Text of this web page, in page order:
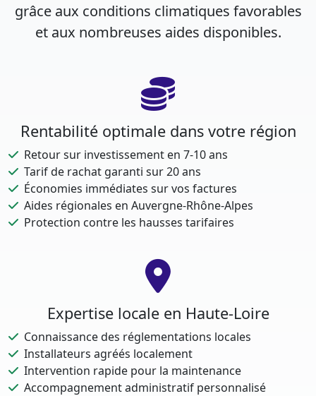
grâce aux conditions climatiques favorables
et aux nombreuses aides disponibles.
Rentabilité optimale dans votre région
Retour sur investissement en 7-10 ans
Tarif de rachat garanti sur 20 ans
Économies immédiates sur vos factures
Aides régionales en Auvergne-Rhône-Alpes
Protection contre les hausses tarifaires
Expertise locale en Haute-Loire
Connaissance des réglementations locales
Installateurs agréés localement
Intervention rapide pour la maintenance
Accompagnement administratif personnalisé